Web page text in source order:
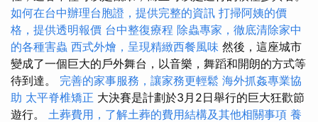
如何在台中辦理台胞證，提供完整的資訊 打掃阿姨的價
格，提供透明報價 台中整復療程 除蟲專家，徹底清除家中
的各種害蟲 西式外燴，呈現精緻西餐風味 然後，這座城市
變成了一個巨大的戶外舞台，以音樂，舞蹈和開朗的方式等
待到達。 完善的家事服務，讓家務更輕鬆 海外抓姦專業協
助 太平脊椎矯正 大決賽是計劃於3月2日舉行的巨大狂歡節
遊行。 土葬費用，了解土葬的費用結構及其他相關事項 養